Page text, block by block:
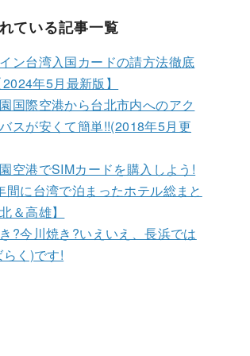
ている記事一覧
ン台湾入国カードの請方法徹底
年5月最新版】
国際空港から台北市内へのアク
スが安くて簡単!!(2018年5月更
空港でSIMカードを購入しよう!
間に台湾で泊まったホテル総まと
＆高雄】
?今川焼き?いえいえ、長浜では
く)です!